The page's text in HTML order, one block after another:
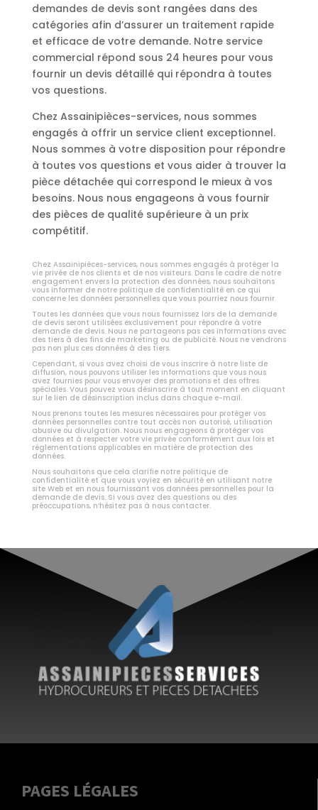
demandes de devis sont rangées dans des
catégories afin d’assurer un traitement rapide
et efficace de votre demande. Notre service
commercial répond sous 24 heures pour vous
fournir un devis détaillé qui répondra à toutes
vos questions.
Chez Assainipièces-services, nous sommes
engagés à offrir un service client exceptionnel.
Nous sommes à votre disposition pour répondre
à toutes vos questions et vous aider à trouver la
pièce détachée qui correspond le mieux à vos
besoins. Nous nous engageons à vous fournir
des pièces de qualité supérieure à un prix
compétitif.
Chez Assainipièces-services, nous sommes engagés à protéger la
vie privée de nos clients et de nos visiteurs. Dans le cadre de notre
engagement envers la protection des données, nous souhaitons
vous informer de notre politique de confidentialité en ce qui
concerne les données personnelles que vous pourriez nous fournir.
Toutes les données que vous nous fournissez lors de la demande
de devis seront utilisées exclusivement pour répondre à votre
demande de devis. Nous ne partageons pas ces informations avec
des tiers à des fins de marketing ou de publicité. Nous ne vendrons
pas non plus ces données à des tiers.
Cependant, si vous avez choisi de vous inscrire à notre liste de
diffusion, nous pouvons utiliser les informations que vous nous
avez fournies pour vous envoyer des promotions et des offres
spéciales. Vous pouvez vous désinscrire à tout moment en cliquant
sur le lien de désinscription inclus dans chaque e-mail.
Nous prenons toutes les mesures nécessaires pour protéger vos
données personnelles contre tout accès non autorisé, utilisation
abusive ou divulgation. Nous nous engageons à protéger vos
données et à respecter votre vie privée conformément aux lois et
réglementations applicables en matière de protection des
données.
Nous souhaitons que cela clarifie notre politique de
confidentialité et que vous voyiez en sécurité en utilisant notre
site Web et en nous fournissant vos données personnelles pour la
demande de devis. Si vous avez des questions ou des
préoccupations, n’hésitez pas à nous contacter.
PAGES LÉGALES